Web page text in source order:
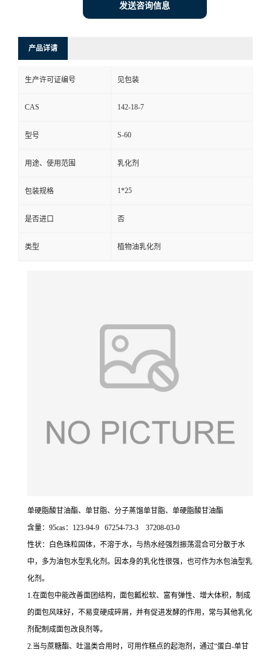
发送咨询信息
产品详请
生产许可证编号 见包装
CAS 142-18-7
型号 S-60
用途、使用范围 乳化剂
包装规格 1*25
是否进口 否
类型 植物油乳化剂
单硬脂酸甘油酯、单甘脂、分子蒸馏单甘脂、单硬脂酸甘油酯
含量：95cas：123-94-9 67254-73-3 37208-03-0
性状：白色珠粒固体，不溶于水，与热水经强烈振荡混合可分散于水
中，多为油包水型乳化剂。因本身的乳化性很强，也可作为水包油型乳
化剂。
1.在面包中能改善面团结构，面包瓤松软、富有弹性、增大体积，制成
的面包风味好，不易变硬成碎屑，并有促进发酵的作用，常与其他乳化
剂配制成面包改良剂等。
2.当与蔗糖酯、吐温类合用时，可用作糕点的起泡剂，通过“蛋白-单甘